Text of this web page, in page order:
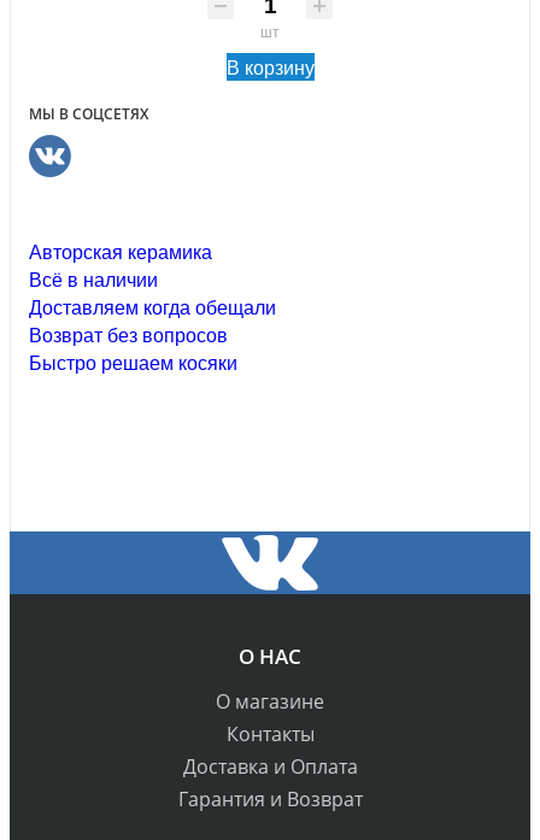
шт
В корзину
МЫ В СОЦСЕТЯХ
Авторская керамика
Всё в наличии
Доставляем когда обещали
Возврат без вопросов
Быстро решаем косяки
О НАС
О магазине
Контакты
Доставка и Оплата
Гарантия и Возврат